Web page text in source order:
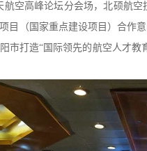
高峰论坛分会场，北硕航空
目（国家重点建设项目）合作
市打造“国际领先的航空人才